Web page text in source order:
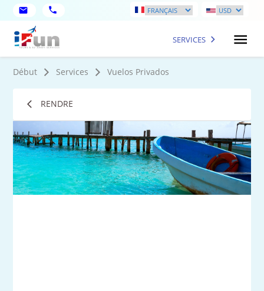
SERVICES
Début Services Vuelos Privados
RENDRE